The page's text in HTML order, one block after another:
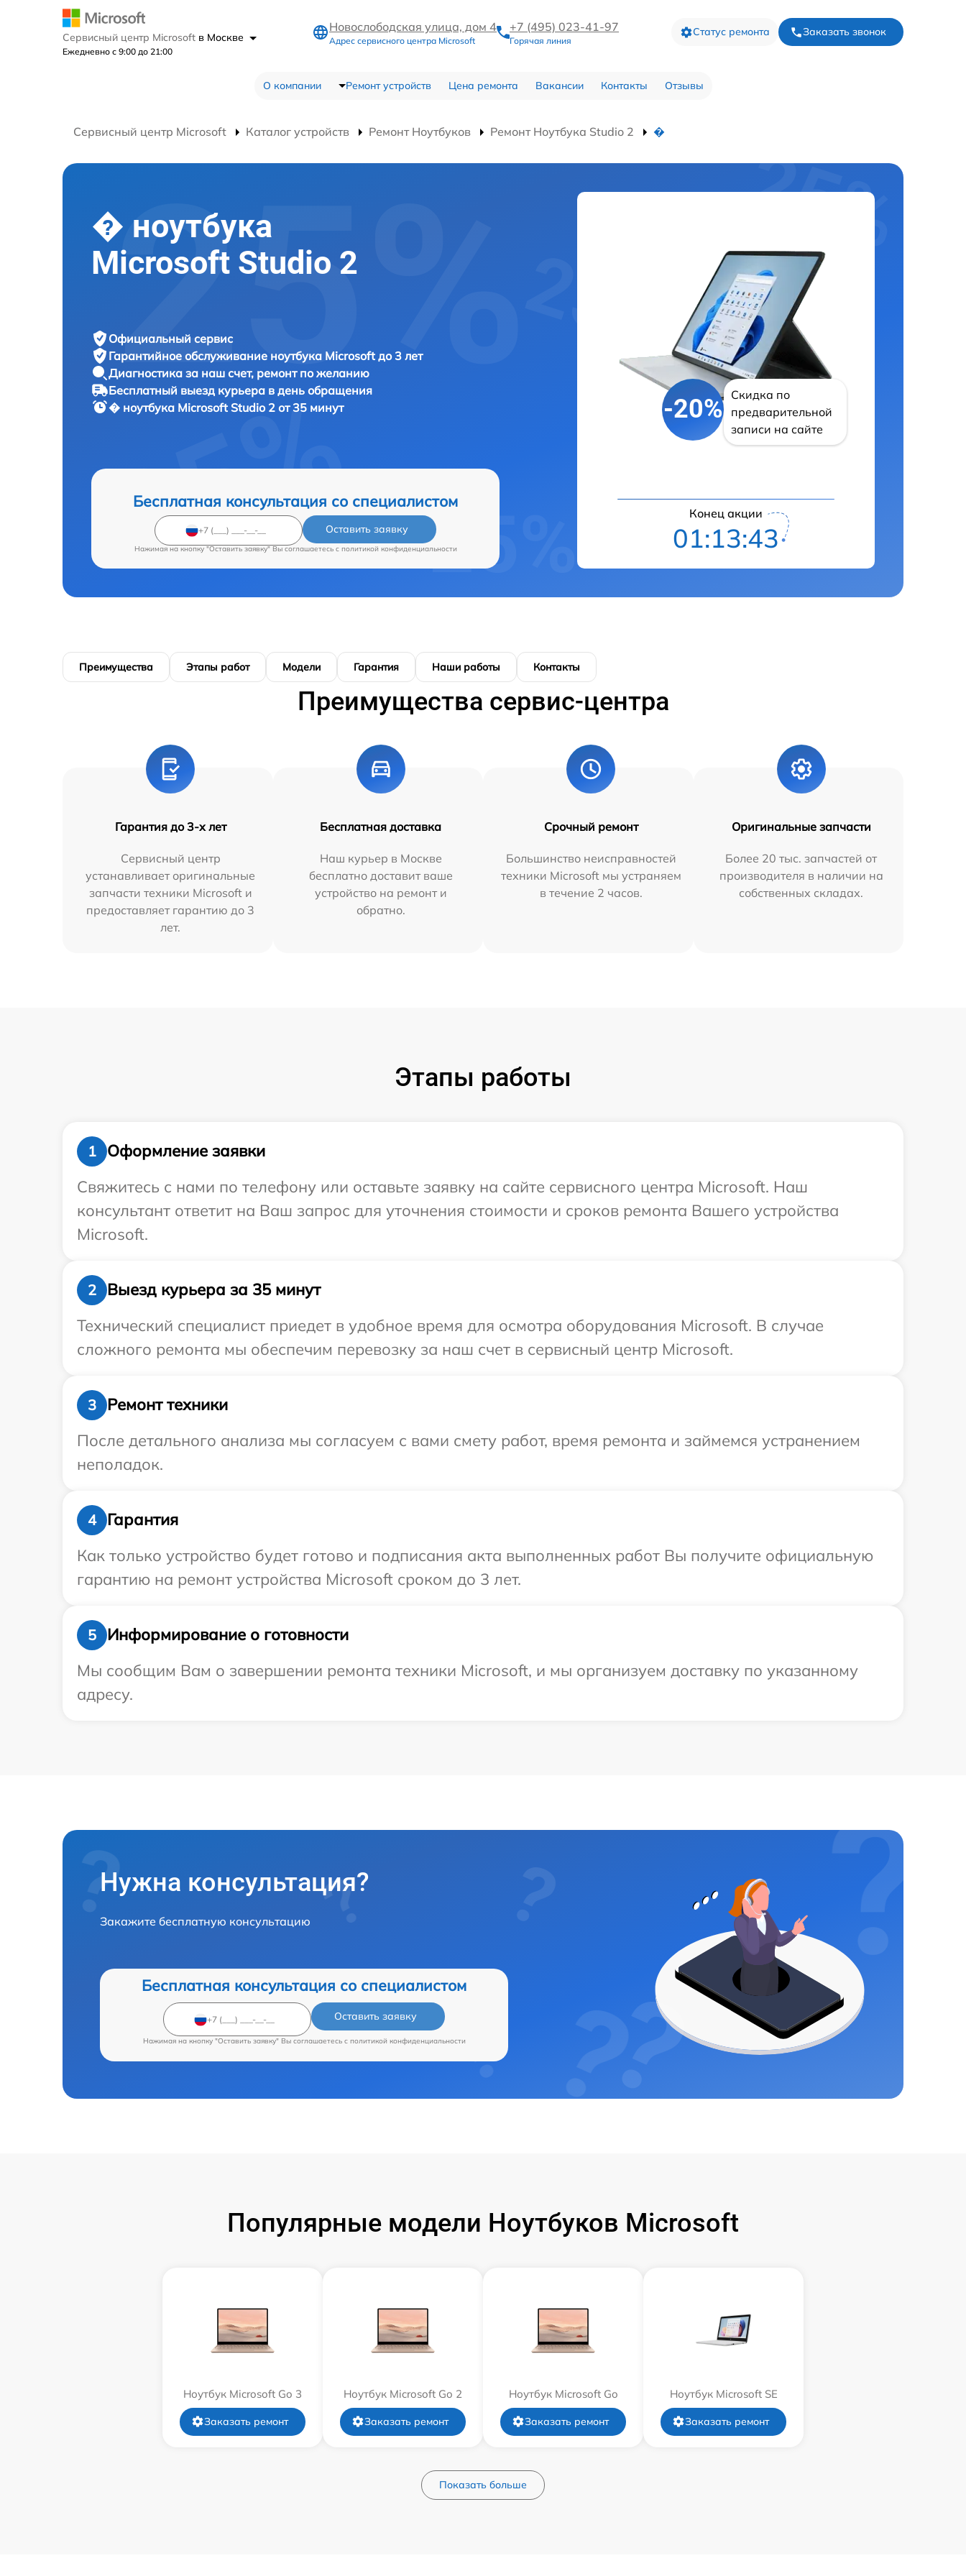
Сервисный центр Microsoft в Москве
Ежедневно с 9:00 до 21:00
Новослободская улица, дом 4
Адрес сервисного центра Microsoft
+7 (495) 023-41-97
Горячая линия
Статус ремонта Заказать звонок
О компании Ремонт устройств Цена ремонта Вакансии Контакты Отзывы
Сервисный центр Microsoft Каталог устройств Ремонт Ноутбуков Ремонт Ноутбука Studio 2 �
� ноутбука
Microsoft Studio 2
Официальный сервис
Гарантийное обслуживание ноутбука Microsoft до 3 лет
Диагностика за наш счет, ремонт по желанию
Бесплатный выезд курьера в день обращения
� ноутбука Microsoft Studio 2 от 35 минут
Бесплатная консультация со специалистом
Оставить заявку
Нажимая на кнопку "Оставить заявку" Вы соглашаетесь c политикой конфиденциальности
-20%
Скидка по
предварительной
записи на сайте
Конец акции
01:13:42
Преимущества Этапы работ Модели Гарантия Наши работы Контакты
Преимущества сервис-центра
Гарантия до 3-х лет
Сервисный центр
устанавливает оригинальные
запчасти техники Microsoft и
предоставляет гарантию до 3
лет.
Бесплатная доставка
Наш курьер в Москве
бесплатно доставит ваше
устройство на ремонт и
обратно.
Срочный ремонт
Большинство неисправностей
техники Microsoft мы устраняем
в течение 2 часов.
Оригинальные запчасти
Более 20 тыс. запчастей от
производителя в наличии на
собственных складах.
Этапы работы
1
Оформление заявки
Свяжитесь с нами по телефону или оставьте заявку на сайте сервисного центра Microsoft. Наш
консультант ответит на Ваш запрос для уточнения стоимости и сроков ремонта Вашего устройства
Microsoft.
2
Выезд курьера за 35 минут
Технический специалист приедет в удобное время для осмотра оборудования Microsoft. В случае
сложного ремонта мы обеспечим перевозку за наш счет в сервисный центр Microsoft.
3
Ремонт техники
После детального анализа мы согласуем с вами смету работ, время ремонта и займемся устранением
неполадок.
4
Гарантия
Как только устройство будет готово и подписания акта выполненных работ Вы получите официальную
гарантию на ремонт устройства Microsoft сроком до 3 лет.
5
Информирование о готовности
Мы сообщим Вам о завершении ремонта техники Microsoft, и мы организуем доставку по указанному
адресу.
Нужна консультация?
Закажите бесплатную консультацию
Бесплатная консультация со специалистом
Оставить заявку
Нажимая на кнопку "Оставить заявку" Вы соглашаетесь c политикой конфиденциальности
Популярные модели Ноутбуков Microsoft
Ноутбук Microsoft Go 3
Заказать ремонт
Ноутбук Microsoft Go 2
Заказать ремонт
Ноутбук Microsoft Go
Заказать ремонт
Ноутбук Microsoft SE
Заказать ремонт
Показать больше